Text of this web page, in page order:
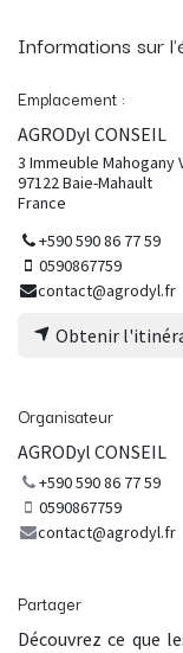
Informations sur
Emplacement :
AGRODyl CONSEIL
3 Immeuble Mahogany
97122 Baie-Mahault
France
+590 590 86 77 59
0590867759
contact@agrodyl.fr
Obtenir
Organisateur
AGRODyl CONSEIL
+590 590 86 77 59
0590867759
contact@agrodyl.fr
Partager
Découvrez ce que